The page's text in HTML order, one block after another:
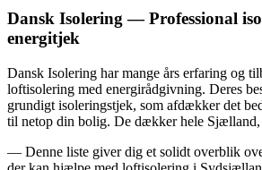
Dansk Isolering — Professional
energitjek
Dansk Isolering har mange års erfaring og
loftisolering med energirådgivning. Deres
grundigt isoleringstjek, som afdækker det
til netop din bolig. De dækker hele
— Denne liste giver dig et solidt overblik